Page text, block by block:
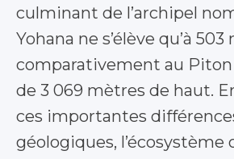
culminant de l’archipel
Yohana ne s’élève qu’à
comparativement au Piton
de 3 069 mètres de haut.
ces importantes
géologiques, l’écosystème